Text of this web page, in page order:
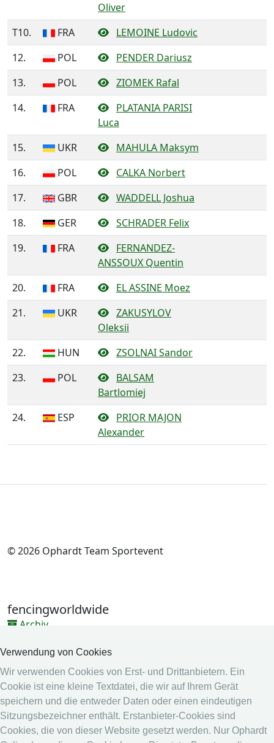
Verwendung von Cookies
Wir verwenden Cookies von Erst- und Drittanbietern. Ein
Cookie ist eine kleine Textdatei, die wir auf Ihrem Gerät
speichern und die entweder Daten oder einen eindeutigen
Sitzungsbezeichner enthält. Erstanbieter-Cookies sind
Cookies, die von dieser Website gesetzt werden. Nur Ophardt
Oliver
T10.
FRA
LEMOINE Ludovic
12.
POL
PENDER Dariusz
13.
POL
ZIOMEK Rafal
14.
FRA
PLATANIA PARISI
Luca
15.
UKR
MAHULA Maksym
16.
POL
CALKA Norbert
17.
GBR
WADDELL Joshua
18.
GER
SCHRADER Felix
19.
FRA
FERNANDEZ-
ANSSOUX Quentin
20.
FRA
EL ASSINE Moez
21.
UKR
ZAKUSYLOV
Oleksii
22.
HUN
ZSOLNAI Sandor
23.
POL
BALSAM
Bartlomiej
24.
ESP
PRIOR MAJON
Alexander
© 2026 Ophardt Team Sportevent
fencingworldwide
Archiv
Online System
Online System
Kalender